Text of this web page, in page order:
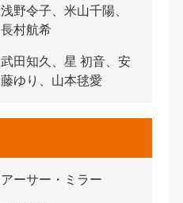
浅野令子、米山千陽、
長村航希
武田知久、星 初音、安
藤ゆり、山本毬愛
アーサー・ミラー